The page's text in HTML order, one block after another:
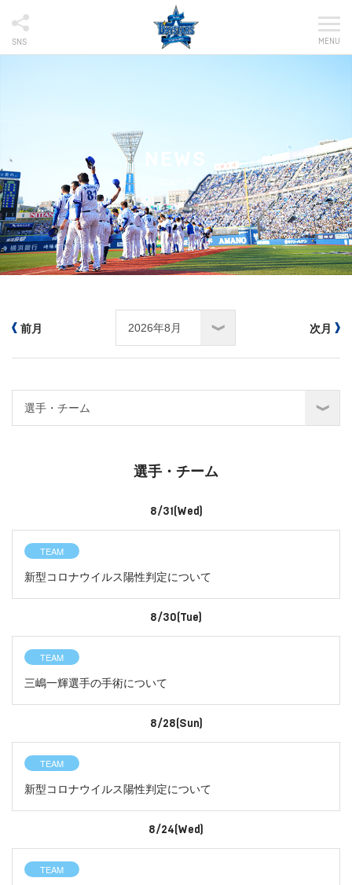
SNS MENU
NEWS
前月 次月
選手・チーム
8/31(Wed)
TEAM
新型コロナウイルス陽性判定について
8/30(Tue)
TEAM
三嶋一輝選手の手術について
8/28(Sun)
TEAM
新型コロナウイルス陽性判定について
8/24(Wed)
TEAM